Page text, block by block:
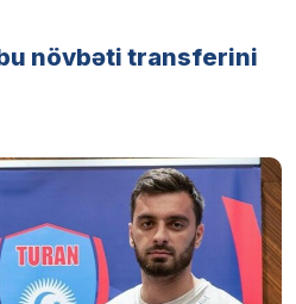
növbəti transferini